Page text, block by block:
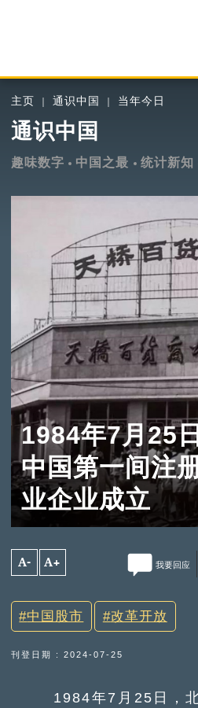
主页 通识中国 当年今日
通识中国
趣味数字 中国之最 统计新知
1984年7月25
中国第一间注
业企业成立
A- A+ 我要回应
中国股市 改革开放
刊登日期 : 2024-07-25
1984年7月25日，北